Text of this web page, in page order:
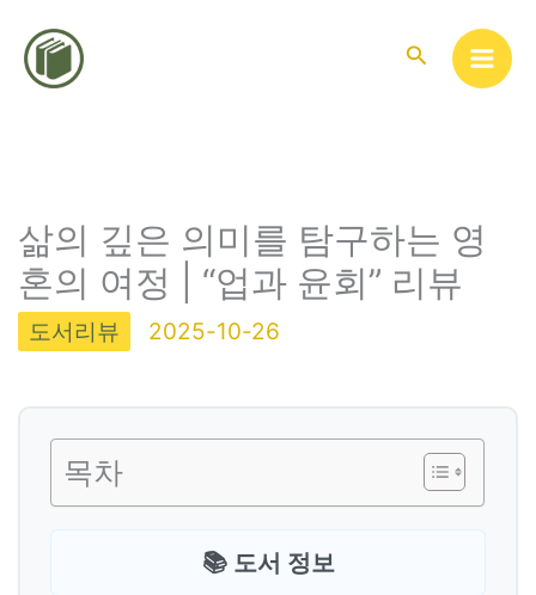
검
삶의 깊은 의미를 탐구하는 영
혼의 여정 | “업과 윤회” 리뷰
도서리뷰 2025-10-26
목차
📚 도서 정보